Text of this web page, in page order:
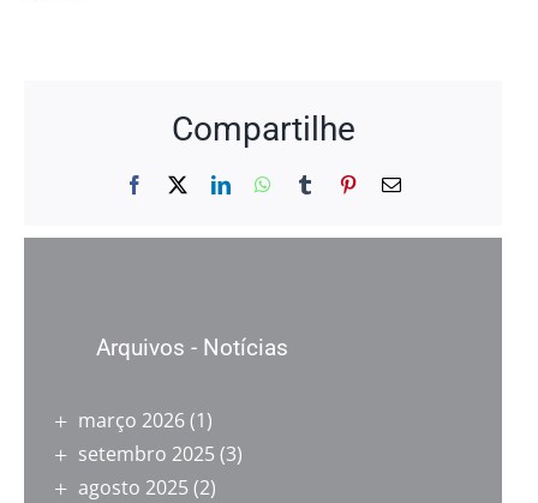
Compartilhe
Facebook LinkedInWhatsApp
Tumblr Pinterest
E-
Arquivos - Notícias
março 2026(1)
setembro 2025 (3)
agosto 2025 (2)